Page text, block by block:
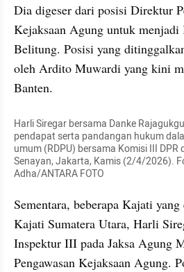
Dia digeser dari posisi Direktur
Kejaksaan Agung untuk
Belitung. Posisi yang
oleh Ardito Muwardi yang kini
Banten.
Harli Siregar bersama Danke
pendapat serta pandangan hukum
umum (RDPU) bersama Komisi III DPR
Senayan, Jakarta, Kamis (2/4/2026).
Adha/ANTARA FOTO
Sementara, beberapa Kajati
Kajati Sumatera Utara, Harli
Inspektur III pada Jaksa Agung
Pengawasan Kejaksaan Agung.